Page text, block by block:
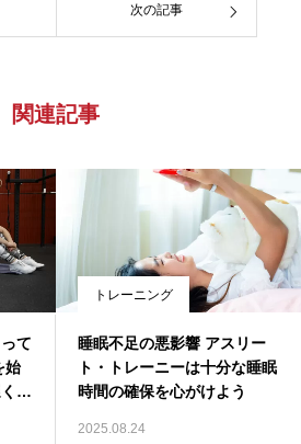
次の記事
関連記事
て
始
な
トレーニング
睡眠不足の悪影響 アスリー
ト・トレーニーは十分な睡眠
時間の確保を心がけよう
2025.08.24